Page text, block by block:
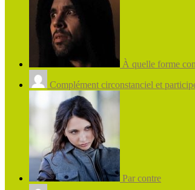
À quelle forme
Complément circonstanciel et
Par contre